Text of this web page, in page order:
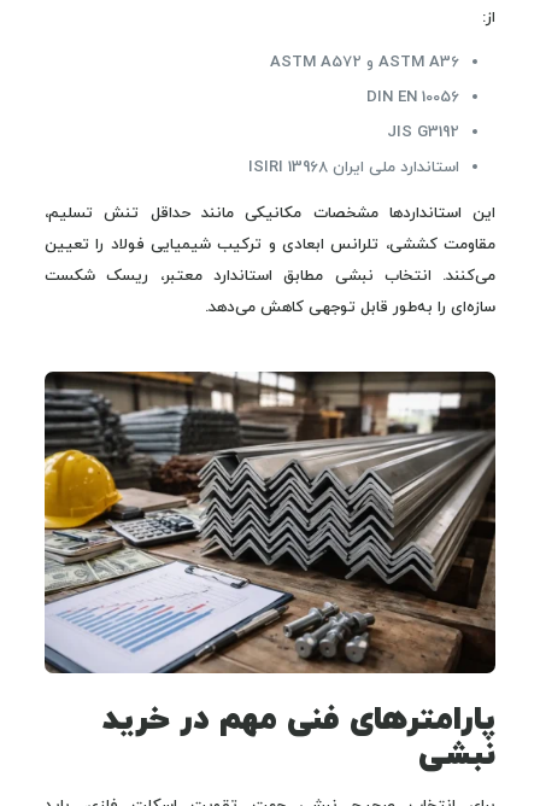
از:
ASTM A36 و ASTM A572
DIN EN 10056
JIS G3192
استاندارد ملی ایران ISIRI 13968
این استانداردها مشخصات مکانیکی مانند حداقل تنش تسلیم،
مقاومت کششی، تلرانس ابعادی و ترکیب شیمیایی فولاد را تعیین
می‌کنند. انتخاب نبشی مطابق استاندارد معتبر، ریسک شکست
سازه‌ای را به‌طور قابل توجهی کاهش می‌دهد.
پارامترهای فنی مهم در خرید
نبشی